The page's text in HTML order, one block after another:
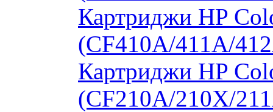
Картриджи HP
(CF410A/411A/
Картриджи HP
(CF210A/210X/